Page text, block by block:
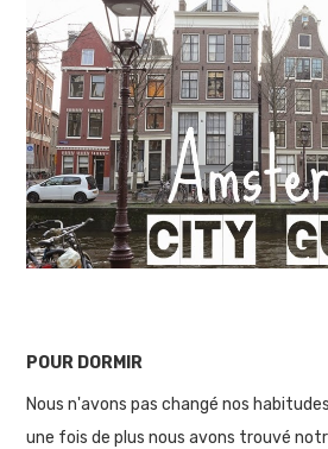
POUR DORMIR
Nous n'avons pas changé nos
une fois de plus nous avons trouvé